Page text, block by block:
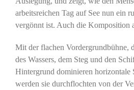
arbeitsreichen Tag auf See nun ein
vergönnt ist. Auch die Komposition
Mit der flachen Vordergrundbühne,
des Wassers, dem Steg und den
Hintergrund dominieren horizontale
werden sie durchflochten von der